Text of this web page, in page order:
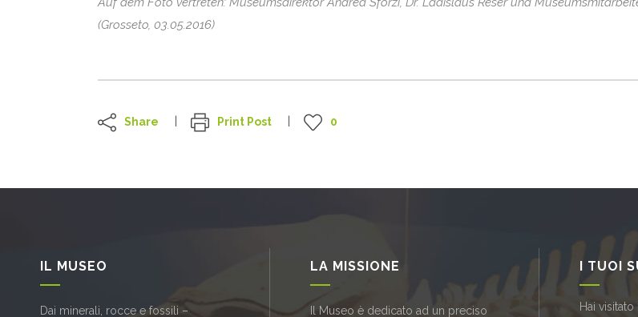
(Grosseto, 03.05.2016)
Share Print Post 0
IL MUSEO
Dai minerali, rocce e fossili –
LA MISSIONE
Il Museo è dedicato ad un preciso
I TUOI
Hai